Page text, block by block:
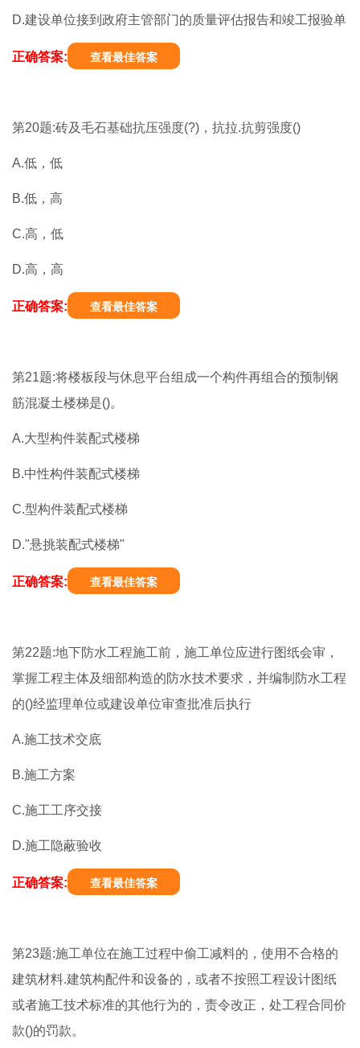
D.建设单位接到政府主管部门的质量评估报告和竣工报验单
正确答案: 查看最佳答案
第20题:砖及毛石基础抗压强度(?)，抗拉.抗剪强度()
A.低，低
B.低，高
C.高，低
D.高，高
正确答案: 查看最佳答案
第21题:将楼板段与休息平台组成一个构件再组合的预制钢
筋混凝土楼梯是()。
A.大型构件装配式楼梯
B.中性构件装配式楼梯
C.型构件装配式楼梯
D."悬挑装配式楼梯"
正确答案: 查看最佳答案
第22题:地下防水工程施工前，施工单位应进行图纸会审，
掌握工程主体及细部构造的防水技术要求，并编制防水工程
的()经监理单位或建设单位审查批准后执行
A.施工技术交底
B.施工方案
C.施工工序交接
D.施工隐蔽验收
正确答案: 查看最佳答案
第23题:施工单位在施工过程中偷工减料的，使用不合格的
建筑材料.建筑构配件和设备的，或者不按照工程设计图纸
或者施工技术标准的其他行为的，责令改正，处工程合同价
款()的罚款。